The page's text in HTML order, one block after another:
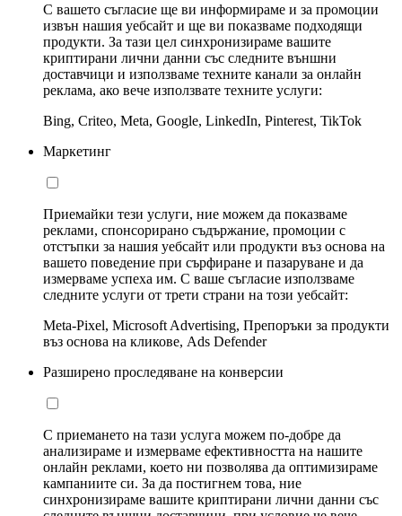
С вашето съгласие ще ви информираме и за промоции
извън нашия уебсайт и ще ви показваме подходящи
продукти. За тази цел синхронизираме вашите
криптирани лични данни със следните външни
доставчици и използваме техните канали за онлайн
реклама, ако вече използвате техните услуги:
Bing, Criteo, Meta, Google, LinkedIn, Pinterest, TikTok
Маркетинг
Приемайки тези услуги, ние можем да показваме
реклами, спонсорирано съдържание, промоции с
отстъпки за нашия уебсайт или продукти въз основа на
вашето поведение при сърфиране и пазаруване и да
измерваме успеха им. С ваше съгласие използваме
следните услуги от трети страни на този уебсайт:
Meta-Pixel, Microsoft Advertising, Препоръки за продукти
въз основа на кликове, Ads Defender
Разширено проследяване на конверсии
С приемането на тази услуга можем по-добре да
анализираме и измерваме ефективността на нашите
онлайн реклами, което ни позволява да оптимизираме
кампаниите си. За да постигнем това, ние
синхронизираме вашите криптирани лични данни със